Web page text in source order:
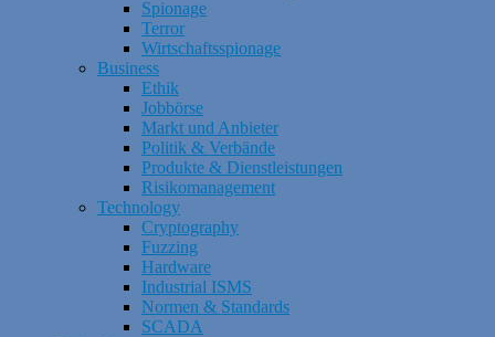
Spionage
Terror
Wirtschaftsspionage
Business
Ethik
Jobbörse
Markt und Anbieter
Politik & Verbände
Produkte & Dienstleistungen
Risikomanagement
Technology
Cryptography
Fuzzing
Hardware
Industrial ISMS
Normen & Standards
SCADA